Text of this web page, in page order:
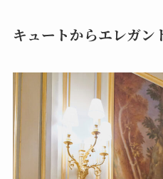
キュートからエレガン